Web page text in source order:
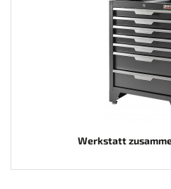
Werkstatt